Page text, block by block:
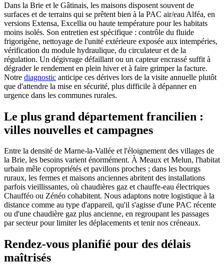
Dans la Brie et le Gâtinais, les maisons disposent souvent de
surfaces et de terrains qui se prêtent bien à la PAC air/eau Alféa, en
versions Extensa, Excellia ou haute température pour les habitats
moins isolés. Son entretien est spécifique : contrôle du fluide
frigorigène, nettoyage de l'unité extérieure exposée aux intempéries,
vérification du module hydraulique, du circulateur et de la
régulation. Un dégivrage défaillant ou un capteur encrassé suffit à
dégrader le rendement en plein hiver et à faire grimper la facture.
Notre diagnostic anticipe ces dérives lors de la visite annuelle plutôt
que d'attendre la mise en sécurité, plus difficile à dépanner en
urgence dans les communes rurales.
Le plus grand département francilien :
villes nouvelles et campagnes
Entre la densité de Marne-la-Vallée et l'éloignement des villages de
la Brie, les besoins varient énormément. À Meaux et Melun, l'habitat
urbain mêle copropriétés et pavillons proches ; dans les bourgs
ruraux, les fermes et maisons anciennes abritent des installations
parfois vieillissantes, où chaudières gaz et chauffe-eau électriques
Chaufféo ou Zénéo cohabitent. Nous adaptons notre logistique à la
distance comme au type d'appareil, qu'il s'agisse d'une PAC récente
ou d'une chaudière gaz plus ancienne, en regroupant les passages
par secteur pour limiter les déplacements et tenir nos créneaux.
Rendez-vous planifié pour des délais
maîtrisés